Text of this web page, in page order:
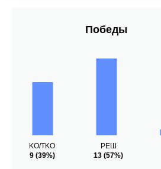
Победы
KO/TKO
9(39%)
РЕШ
13 (57%)